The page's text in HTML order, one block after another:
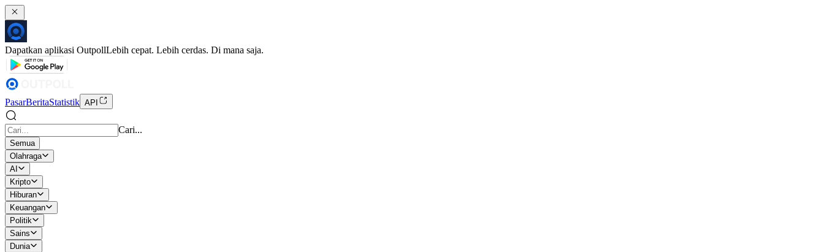
Dapatkan aplikasi OutpollLebih cepat. Lebih cerdas. Di mana saja.
PasarBeritaStatistik API
Cari...
Semua
Olahraga
AI
Kripto
Hiburan
Keuangan
Politik
Sains
Dunia